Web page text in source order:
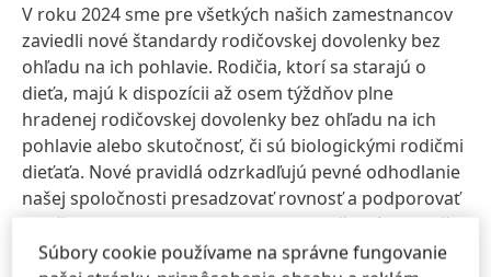
V roku 2024 sme pre všetkých našich zamestnancov
zaviedli nové štandardy rodičovskej dovolenky bez
ohľadu na ich pohlavie. Rodičia, ktorí sa starajú o
dieťa, majú k dispozícii až osem týždňov plne
hradenej rodičovskej dovolenky bez ohľadu na ich
pohlavie alebo skutočnosť, či sú biologickými rodičmi
dieťaťa. Nové pravidlá odzrkadľujú pevné odhodlanie
našej spoločnosti presadzovať rovnosť a podporovať
rodičovstvo a starostlivosť o deti pre všetkých rodičov
vrátane adoptívnych a náhradných rodičov, pestúnov
Súbory cookie používame na správne fungovanie